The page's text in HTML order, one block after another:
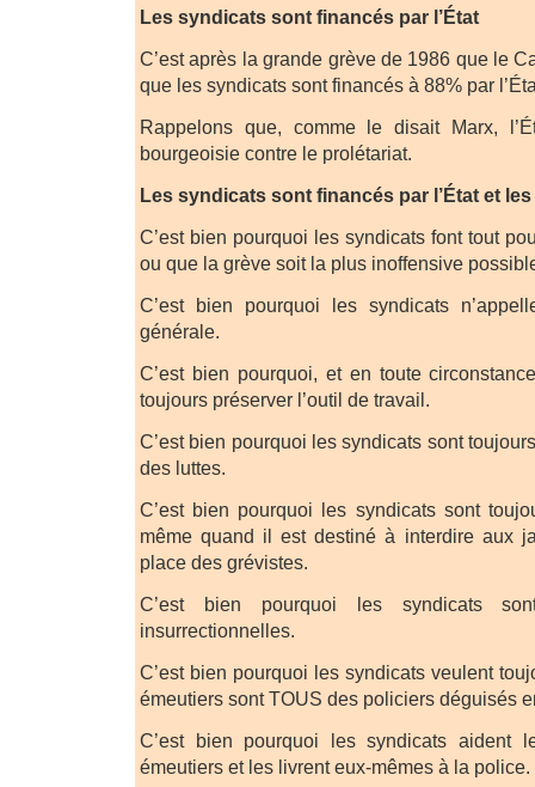
Les syndicats sont financés par l’État
C’est après la grande grève de 1986 que le
que les syndicats sont financés à 88% par
Rappelons que, comme le disait Marx,
bourgeoisie contre le prolétariat.
Les syndicats sont financés par l’État et
C’est bien pourquoi les syndicats font tout
ou que la grève soit la plus inoffensive
C’est bien pourquoi les syndicats
générale.
C’est bien pourquoi, et en toute
toujours préserver l’outil de travail.
C’est bien pourquoi les syndicats sont
des luttes.
C’est bien pourquoi les syndicats sont
même quand il est destiné à interdire aux
place des grévistes.
C’est bien pourquoi les syndicats
insurrectionnelles.
C’est bien pourquoi les syndicats veulent
émeutiers sont TOUS des policiers déguisés
C’est bien pourquoi les syndicats aident
émeutiers et les livrent eux-mêmes à la police.